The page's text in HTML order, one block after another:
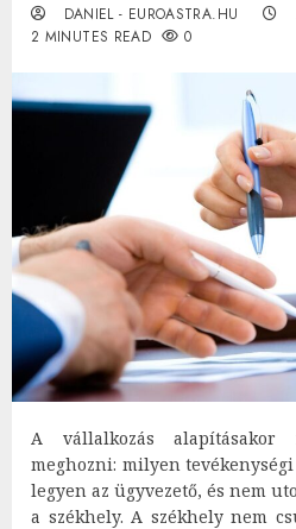
DANIEL - EUROASTRA.HU
2 MINUTES READ
0
A vállalkozás
meghozni: milyen
legyen az ügyvezető, és nem
a székhely. A székhely nem